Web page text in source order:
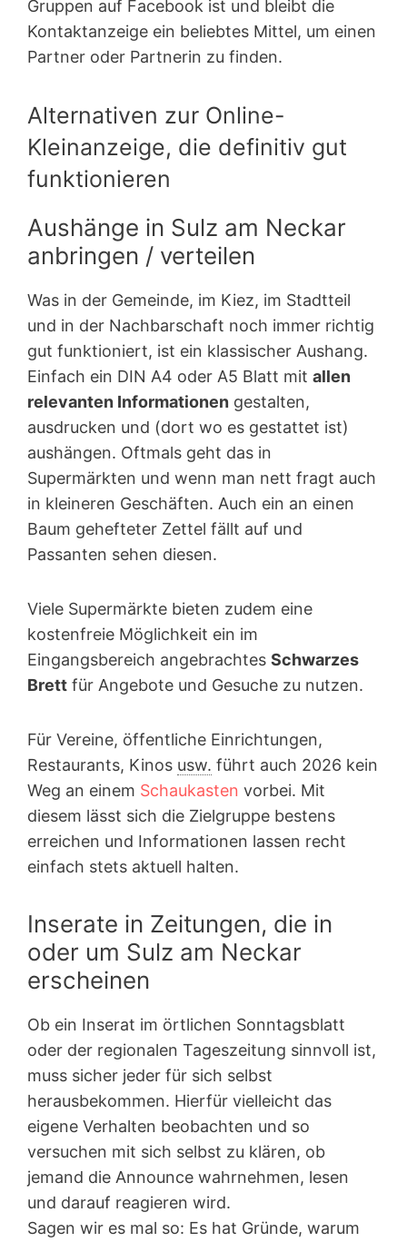
Gruppen auf Facebook ist und bleibt die
Kontaktanzeige ein beliebtes Mittel, um einen
Partner oder Partnerin zu finden.
Alternativen zur Online-
Kleinanzeige, die definitiv gut
funktionieren
Aushänge in Sulz am Neckar
anbringen / verteilen
Was in der Gemeinde, im Kiez, im Stadtteil
und in der Nachbarschaft noch immer richtig
gut funktioniert, ist ein klassischer Aushang.
Einfach ein DIN A4 oder A5 Blatt mit allen
relevanten Informationen gestalten,
ausdrucken und (dort wo es gestattet ist)
aushängen. Oftmals geht das in
Supermärkten und wenn man nett fragt auch
in kleineren Geschäften. Auch ein an einen
Baum gehefteter Zettel fällt auf und
Passanten sehen diesen.
Viele Supermärkte bieten zudem eine
kostenfreie Möglichkeit ein im
Eingangsbereich angebrachtes Schwarzes
Brett für Angebote und Gesuche zu nutzen.
Für Vereine, öffentliche Einrichtungen,
Restaurants, Kinos usw. führt auch 2026 kein
Weg an einem Schaukasten vorbei. Mit
diesem lässt sich die Zielgruppe bestens
erreichen und Informationen lassen recht
einfach stets aktuell halten.
Inserate in Zeitungen, die in
oder um Sulz am Neckar
erscheinen
Ob ein Inserat im örtlichen Sonntagsblatt
oder der regionalen Tageszeitung sinnvoll ist,
muss sicher jeder für sich selbst
herausbekommen. Hierfür vielleicht das
eigene Verhalten beobachten und so
versuchen mit sich selbst zu klären, ob
jemand die Announce wahrnehmen, lesen
und darauf reagieren wird.
Sagen wir es mal so: Es hat Gründe, warum